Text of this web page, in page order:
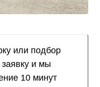
или подбор
и мы
10 минут